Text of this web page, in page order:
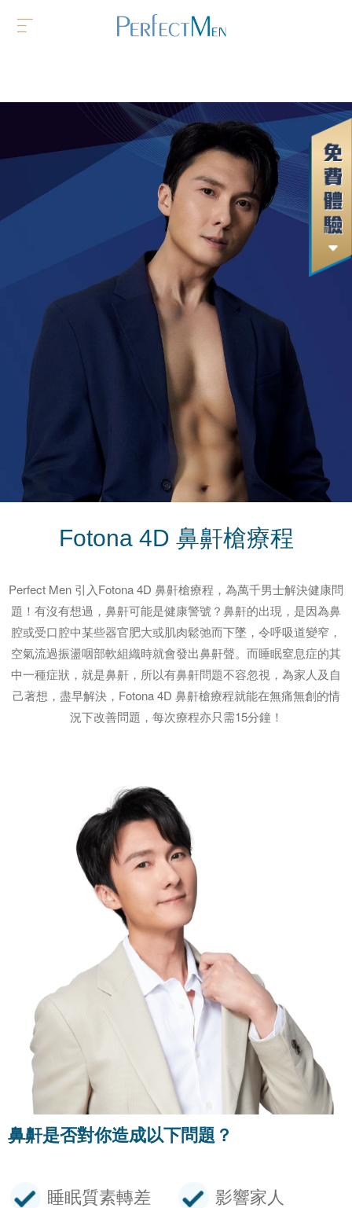
Fotona 4D 鼻鼾槍療程
Perfect Men 引入Fotona 4D 鼻鼾槍療程，為萬千男士解決健康問
題！有沒有想過，鼻鼾可能是健康警號？鼻鼾的出現，是因為鼻
腔或受口腔中某些器官肥大或肌肉鬆弛而下墜，令呼吸道變窄，
空氣流過振盪咽部軟組織時就會發出鼻鼾聲。而睡眠窒息症的其
中一種症狀，就是鼻鼾，所以有鼻鼾問題不容忽視，為家人及自
己著想，盡早解決，Fotona 4D 鼻鼾槍療程就能在無痛無創的情
況下改善問題，每次療程亦只需15分鐘！
鼻鼾是否對你造成以下問題？
睡眠質素轉差 影響家人